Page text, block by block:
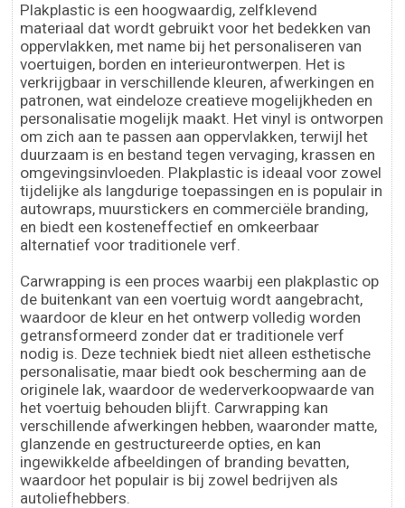
Plakplastic is een hoogwaardig, zelfklevend
materiaal dat wordt gebruikt voor het bedekken van
oppervlakken, met name bij het personaliseren van
voertuigen, borden en interieurontwerpen. Het is
verkrijgbaar in verschillende kleuren, afwerkingen en
patronen, wat eindeloze creatieve mogelijkheden en
personalisatie mogelijk maakt. Het vinyl is ontworpen
om zich aan te passen aan oppervlakken, terwijl het
duurzaam is en bestand tegen vervaging, krassen en
omgevingsinvloeden. Plakplastic is ideaal voor zowel
tijdelijke als langdurige toepassingen en is populair in
autowraps, muurstickers en commerciële branding,
en biedt een kosteneffectief en omkeerbaar
alternatief voor traditionele verf.
Carwrapping is een proces waarbij een plakplastic op
de buitenkant van een voertuig wordt aangebracht,
waardoor de kleur en het ontwerp volledig worden
getransformeerd zonder dat er traditionele verf
nodig is. Deze techniek biedt niet alleen esthetische
personalisatie, maar biedt ook bescherming aan de
originele lak, waardoor de wederverkoopwaarde van
het voertuig behouden blijft. Carwrapping kan
verschillende afwerkingen hebben, waaronder matte,
glanzende en gestructureerde opties, en kan
ingewikkelde afbeeldingen of branding bevatten,
waardoor het populair is bij zowel bedrijven als
autoliefhebbers.